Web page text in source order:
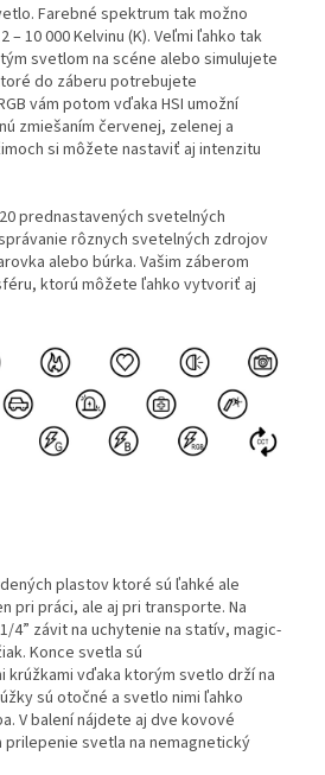
Farebné spektrum tak možno
10 000 Kelvinu (K). Veľmi ľahko tak
svetlom na scéne alebo simulujete
do záberu potrebujete
vám potom vďaka HSI umožní
zmiešaním červenej, zelenej a
si môžete nastaviť aj intenzitu
prednastavených svetelných
rôznych svetelných zdrojov
alebo búrka. Vašim záberom
ktorú môžete ľahko vytvoriť aj
plastov ktoré sú ľahké ale
pri práci, ale aj pri transporte. Na
4” závit na uchytenie na statív, magic-
Konce svetla sú
krúžkami vďaka ktorým svetlo drží na
sú otočné a svetlo nimi ľahko
V balení nájdete aj dve kovové
prilepenie svetla na nemagnetický